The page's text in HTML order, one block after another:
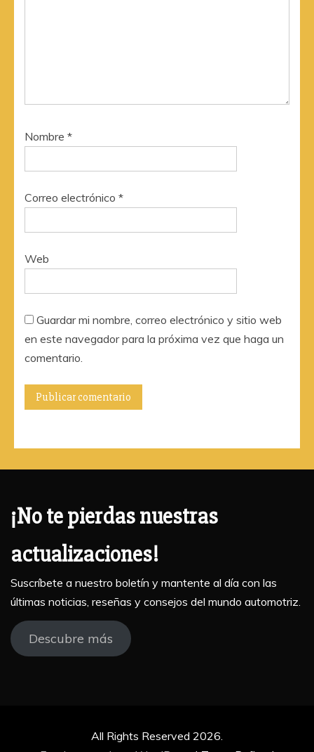
Nombre *
Correo electrónico *
Web
Guardar mi nombre, correo electrónico y sitio web
en este navegador para la próxima vez que haga un
comentario.
¡No te pierdas nuestras
actualizaciones!
Suscríbete a nuestro boletín y mantente al día con las
últimas noticias, reseñas y consejos del mundo automotriz.
Descubre más
All Rights Reserved 2026.